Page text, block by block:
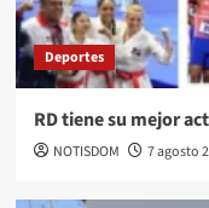
Deportes
RD tiene su mejor
NOTISDOM 7 agosto